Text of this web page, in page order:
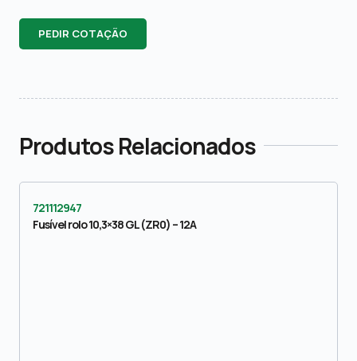
PEDIR COTAÇÃO
Produtos Relacionados
721112947
Fusível rolo 10,3×38 GL (ZR0) – 12A